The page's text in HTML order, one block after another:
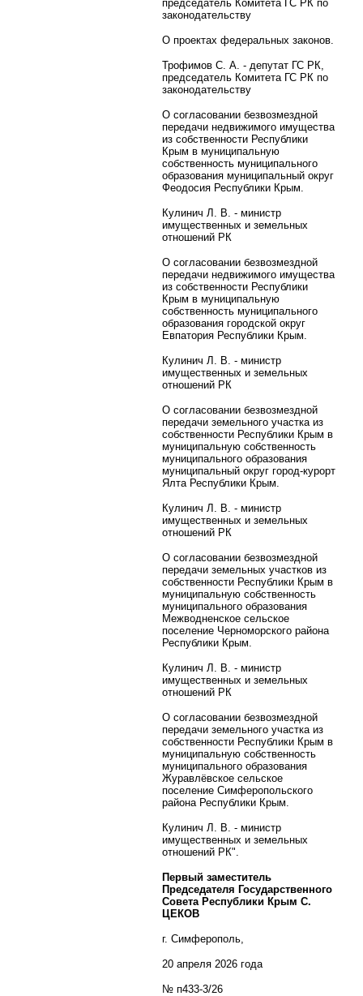
председатель Комитета ГС РК по
законодательству
О проектах федеральных законов.
Трофимов С. А. - депутат ГС РК,
председатель Комитета ГС РК по
законодательству
О согласовании безвозмездной
передачи недвижимого имущества
из собственности Республики
Крым в муниципальную
собственность муниципального
образования муниципальный округ
Феодосия Республики Крым.
Кулинич Л. В. - министр
имущественных и земельных
отношений РК
О согласовании безвозмездной
передачи недвижимого имущества
из собственности Республики
Крым в муниципальную
собственность муниципального
образования городской округ
Евпатория Республики Крым.
Кулинич Л. В. - министр
имущественных и земельных
отношений РК
О согласовании безвозмездной
передачи земельного участка из
собственности Республики Крым в
муниципальную собственность
муниципального образования
муниципальный округ город-курорт
Ялта Республики Крым.
Кулинич Л. В. - министр
имущественных и земельных
отношений РК
О согласовании безвозмездной
передачи земельных участков из
собственности Республики Крым в
муниципальную собственность
муниципального образования
Межводненское сельское
поселение Черноморского района
Республики Крым.
Кулинич Л. В. - министр
имущественных и земельных
отношений РК
О согласовании безвозмездной
передачи земельного участка из
собственности Республики Крым в
муниципальную собственность
муниципального образования
Журавлёвское сельское
поселение Симферопольского
района Республики Крым.
Кулинич Л. В. - министр
имущественных и земельных
отношений РК".
Первый заместитель
Председателя Государственного
Совета Республики Крым С.
ЦЕКОВ
г. Симферополь,
20 апреля 2026 года
№ п433-3/26